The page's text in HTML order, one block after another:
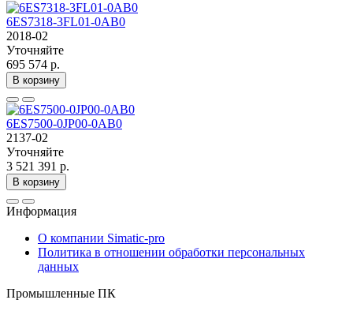
6ES7318-3FL01-0AB0
2018-02
Уточняйте
695 574 р.
В корзину
6ES7500-0JP00-0AB0
2137-02
Уточняйте
3 521 391 р.
В корзину
Информация
О компании Simatic-pro
Политика в отношении обработки персональных
данных
Промышленные ПК